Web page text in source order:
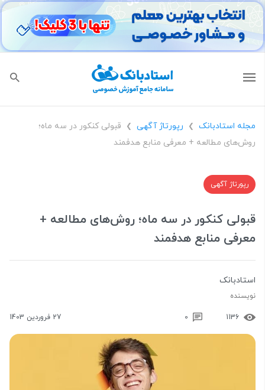
مجله استادبانک ❯ رپورتاژ آگهی ❯
قبولی کنکور در سه ماه؛
روش‌های مطالعه + معرفی منابع هدفمند
رپورتاژ آگهی
قبولی کنکور در سه ماه؛ روش‌های مطالعه +
معرفی منابع هدفمند
استادبانک
نویسنده
1136
0 27 فروردین 1403